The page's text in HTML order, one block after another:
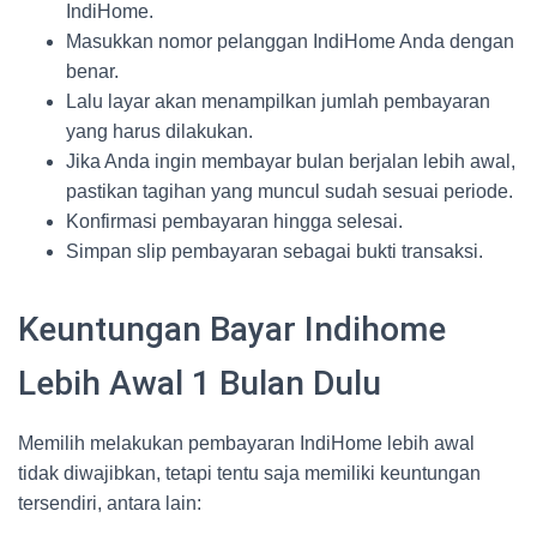
IndiHome.
Masukkan nomor pelanggan IndiHome Anda dengan
benar.
Lalu layar akan menampilkan jumlah pembayaran
yang harus dilakukan.
Jika Anda ingin membayar bulan berjalan lebih awal,
pastikan tagihan yang muncul sudah sesuai periode.
Konfirmasi pembayaran hingga selesai.
Simpan slip pembayaran sebagai bukti transaksi.
Keuntungan Bayar Indihome
Lebih Awal 1 Bulan Dulu
Memilih melakukan pembayaran IndiHome lebih awal
tidak diwajibkan, tetapi tentu saja memiliki keuntungan
tersendiri, antara lain: